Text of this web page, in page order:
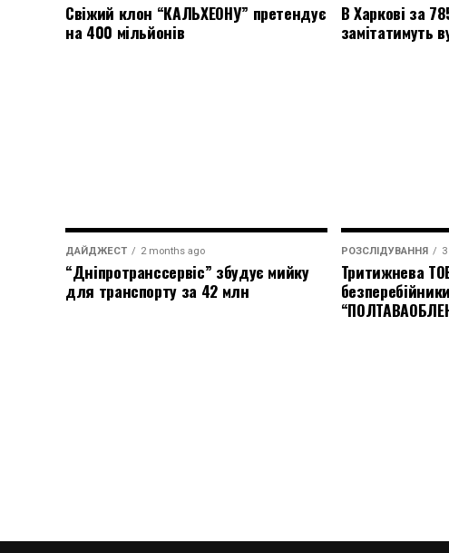
Свіжий клон “КАЛЬХЕОНУ” претендує
на 400 мільйонів
В Харкові за
замітатимуть
ДАЙДЖЕСТ 2 months ago
“Дніпротранссервіс” збудує мийку
для транспорту за 42 млн
РОЗСЛІДУВАННЯ
Тритижнева